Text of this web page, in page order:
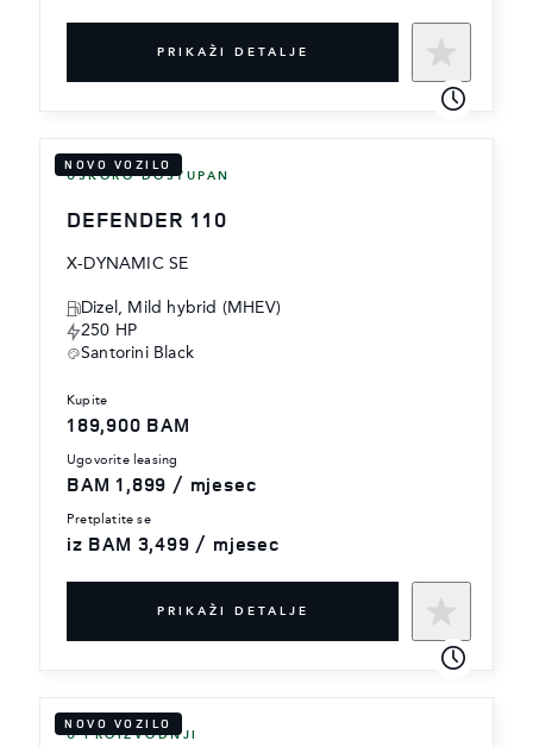
PRIKAŽI DETALJE
NOVO VOZILO
USKORO DOSTUPAN
DEFENDER 110
X-DYNAMIC SE
Dizel, Mild hybrid (MHEV)
250 HP
Santorini Black
kupite
189,900 BAM
ugovorite leasing
BAM 1,899 / mjesec
pretplatite se
iz BAM 3,499 / mjesec
PRIKAŽI DETALJE
NOVO VOZILO
U PROIZVODNJI